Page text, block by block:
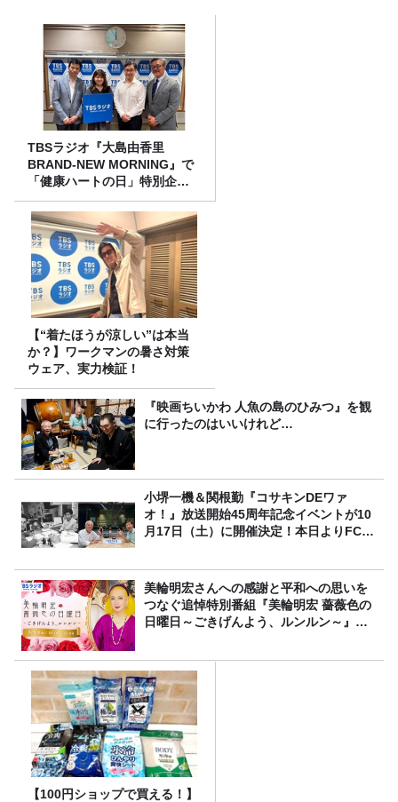
TBSラジオ『大島由香里
BRAND-NEW MORNING』で
「健康ハートの日」特別企画
を8/10（月）に放送
【“着たほうが涼しい”は本当
か？】ワークマンの暑さ対策
ウェア、実力検証！
『映画ちいかわ 人魚の島のひみつ』を観
に行ったのはいいけれど…
小堺一機＆関根勤『コサキンDEワァ
オ！』放送開始45周年記念イベントが10
月17日（土）に開催決定！本日よりFC先
美輪明宏さんへの感謝と平和への思いを
つなぐ追悼特別番組『美輪明宏 薔薇色の
日曜日～ごきげんよう、ルンルン～』
【100円ショップで買える！】